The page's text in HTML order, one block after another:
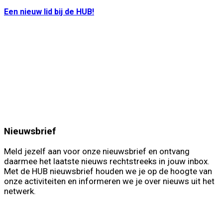
Een nieuw lid bij de HUB!
Nieuwsbrief
Meld jezelf aan voor onze nieuwsbrief en ontvang
daarmee het laatste nieuws rechtstreeks in jouw inbox.
Met de HUB nieuwsbrief houden we je op de hoogte van
onze activiteiten en informeren we je over nieuws uit het
netwerk.